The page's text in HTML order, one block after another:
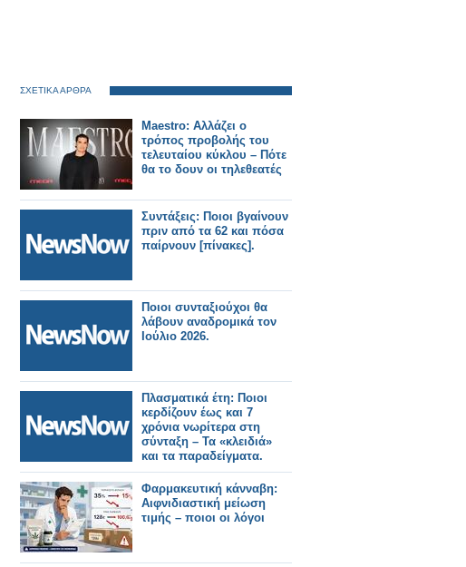
ΣΧΕΤΙΚΑ ΑΡΘΡΑ
Maestro: Αλλάζει ο
τρόπος προβολής του
τελευταίου κύκλου – Πότε
θα το δουν οι τηλεθεατές
Συντάξεις: Ποιοι βγαίνουν
πριν από τα 62 και πόσα
παίρνουν [πίνακες].
Ποιοι συνταξιούχοι θα
λάβουν αναδρομικά τον
Ιούλιο 2026.
Πλασματικά έτη: Ποιοι
κερδίζουν έως και 7
χρόνια νωρίτερα στη
σύνταξη – Τα «κλειδιά»
και τα παραδείγματα.
Φαρμακευτική κάνναβη:
Αιφνιδιαστική μείωση
τιμής – ποιοι οι λόγοι